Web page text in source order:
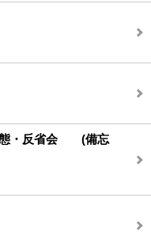
態・反省会 (備忘